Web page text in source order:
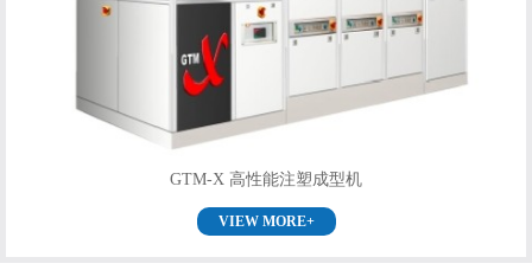
GTM-X 高性能注塑成型机
VIEW MORE+